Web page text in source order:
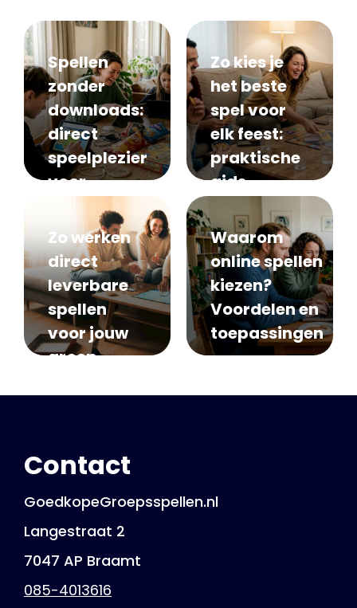
Spellen
zonder
downloads:
direct
speelplezier
voor
groepen
Zo kies je
het beste
spel voor
elk feest:
praktische
gids
Zo werken
direct
leverbare
spellen
voor jouw
groep
Waarom
online spellen
kiezen?
Voordelen en
toepassingen
Contact
GoedkopeGroepsspellen.nl
Langestraat 2
7047 AP Braamt
085-4013616